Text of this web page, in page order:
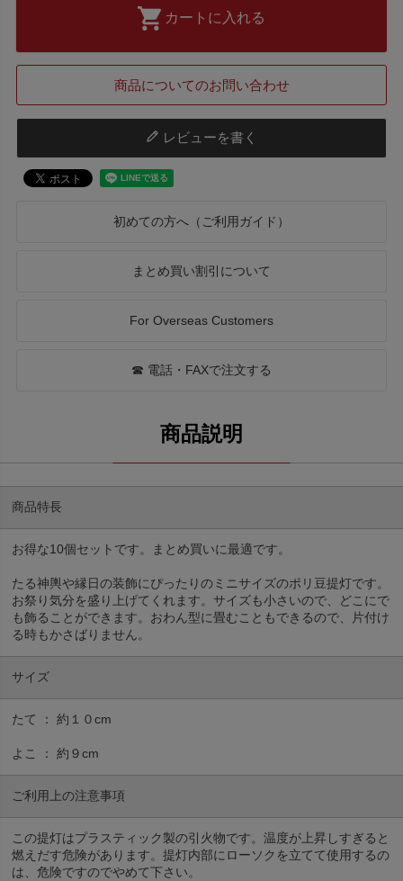
カートに入れる
商品についてのお問い合わせ
レビューを書く
初めての方へ（ご利用ガイド）
まとめ買い割引について
For Overseas Customers
☎ 電話・FAXで注文する
商品特長
お得な10個セットです。まとめ買いに最適です。
たる神輿や縁日の装飾にぴったりのミニサイズのポリ豆提灯です。
お祭り気分を盛り上げてくれます。サイズも小さいので、どこにで
も飾ることができます。おわん型に畳むこともできるので、片付け
る時もかさばりません。
サイズ
たて ： 約１０cm
よこ ： 約９cm
ご利用上の注意事項
この提灯はプラスティック製の引火物です。温度が上昇しすぎると
燃えだす危険があります。提灯内部にローソクを立てて使用するの
は、危険ですのでやめて下さい。